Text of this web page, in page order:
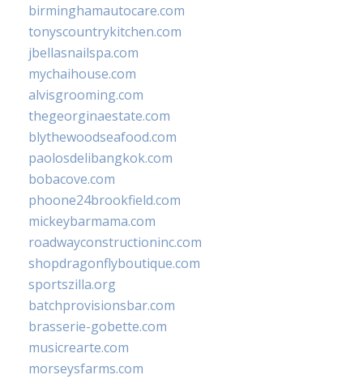
birminghamautocare.com
tonyscountrykitchen.com
jbellasnailspa.com
mychaihouse.com
alvisgrooming.com
thegeorginaestate.com
blythewoodseafood.com
paolosdelibangkok.com
bobacove.com
phoone24brookfield.com
mickeybarmama.com
roadwayconstructioninc.com
shopdragonflyboutique.com
sportszilla.org
batchprovisionsbar.com
brasserie-gobette.com
musicrearte.com
morseysfarms.com